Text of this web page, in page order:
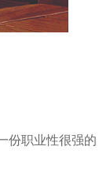
职业性很强的